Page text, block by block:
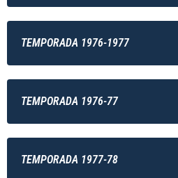
TEMPORADA 1976-1977
TEMPORADA 1976-77
TEMPORADA 1977-78